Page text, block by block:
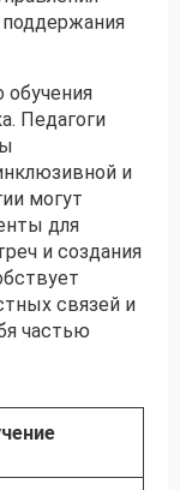
поддержания
Педагоги
и
могут
для
и создания
связей и
частью